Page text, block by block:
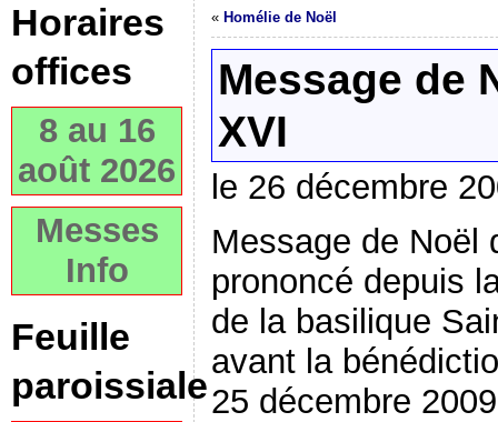
Horaires
offices
8 au 16
août 2026
Messes
Info
Feuille
paroissiale
« Homélie de Noël
Message de
XVI
le 26 décembre
Message de Noël
prononcé depuis
de la basilique
avant la
25 décembre